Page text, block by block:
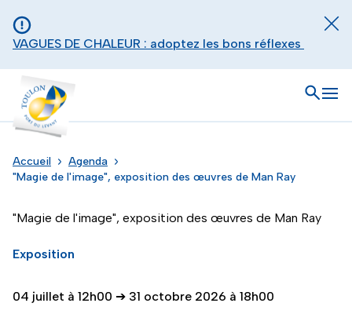
VAGUES DE CHALEUR : adoptez les bons réflexes
Toulon - Port du levant, retour à l'accueil
Ouvrir
Accueil
Agenda
"Magie de l'image", exposition des œuvres de Man Ray
"Magie de l'image", exposition des œuvres de Man Ray
Exposition
04 juillet à 12h00 ➔ 31 octobre 2026 à 18h00